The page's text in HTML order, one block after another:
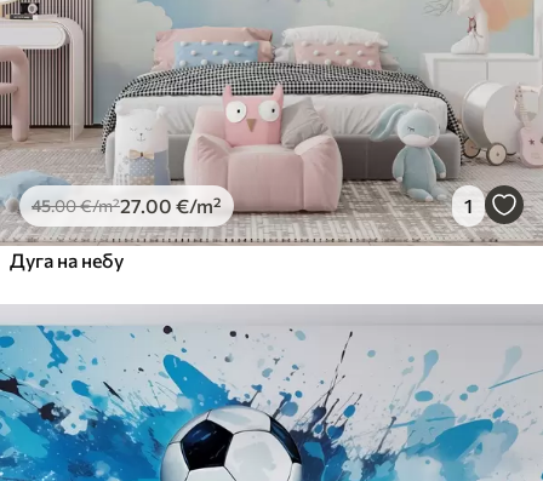
45.00€/m²27 .00 €/m² 1
Дуга на небу